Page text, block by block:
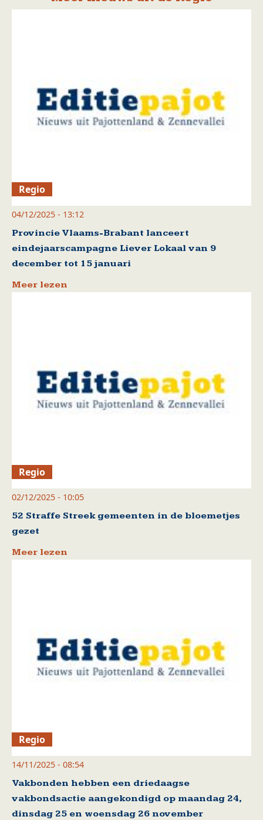
Regio
04/12/2025 - 13:12
Provincie Vlaams-Brabant lanceert
eindejaarscampagne Liever Lokaal van 9
december tot 15 januari
Meer lezen
Regio
02/12/2025 - 10:05
52 Straffe Streek gemeenten in de bloemetjes
gezet
Meer lezen
Regio
14/11/2025 - 08:54
Vakbonden hebben een driedaagse
vakbondsactie aangekondigd op maandag 24,
dinsdag 25 en woensdag 26 november